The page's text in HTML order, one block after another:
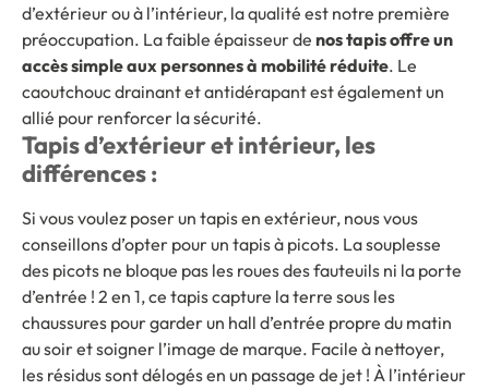
d’extérieur ou à l’intérieur, la qualité est notre première
préoccupation. La faible épaisseur de nos tapis offre un
accès simple aux personnes à mobilité réduite. Le
caoutchouc drainant et antidérapant est également un
allié pour renforcer la sécurité.
Tapis d’extérieur et intérieur, les
différences :
Si vous voulez poser un tapis en extérieur, nous vous
conseillons d’opter pour un tapis à picots. La souplesse
des picots ne bloque pas les roues des fauteuils ni la porte
d’entrée ! 2 en 1, ce tapis capture la terre sous les
chaussures pour garder un hall d’entrée propre du matin
au soir et soigner l’image de marque. Facile à nettoyer,
les résidus sont délogés en un passage de jet ! À l’intérieur